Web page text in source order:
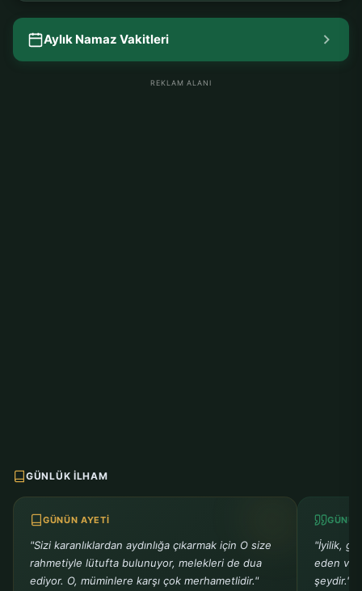
Aylık Namaz Vakitleri
REKLAM ALANI
GÜNLÜK İLHAM
GÜNÜN AYETI
"Sizi karanlıklardan aydınlığa çıkarmak için O size
rahmetiyle lütufta bulunuyor, melekleri de dua
ediyor. O, müminlere karşı çok merhametlidir."
"İyilik,
eden ve
şeydir."